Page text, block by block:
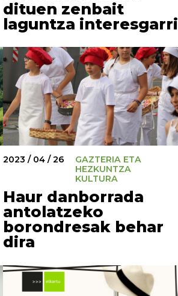
dituen zenbait
laguntza interesgarri
2023 / 04 / 26
GAZTERIA ETA
HEZKUNTZA
KULTURA
Haur danborrada
antolatzeko
borondresak behar
dira